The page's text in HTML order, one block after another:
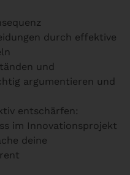
durch effektive
und
argumentieren und
entschärfen:
im Innovationsprojekt
deine